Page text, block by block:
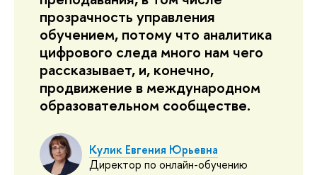
прозрачность управления
обучением, потому что аналитика
цифрового следа много нам чего
рассказывает, и, конечно,
продвижение в международном
образовательном сообществе.
Кулик Евгения Юрьевна
Директор по онлайн-обучению